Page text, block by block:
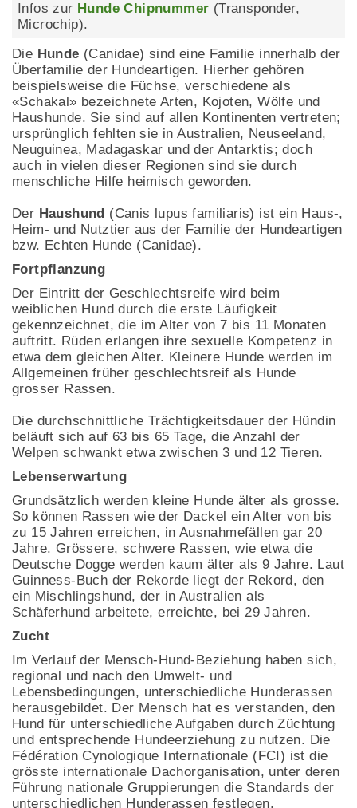
Infos zur Hunde Chipnummer (Transponder,
Microchip).
Die Hunde (Canidae) sind eine Familie innerhalb der
Überfamilie der Hundeartigen. Hierher gehören
beispielsweise die Füchse, verschiedene als
«Schakal» bezeichnete Arten, Kojoten, Wölfe und
Haushunde. Sie sind auf allen Kontinenten vertreten;
ursprünglich fehlten sie in Australien, Neuseeland,
Neuguinea, Madagaskar und der Antarktis; doch
auch in vielen dieser Regionen sind sie durch
menschliche Hilfe heimisch geworden.
Der Haushund (Canis lupus familiaris) ist ein Haus-,
Heim- und Nutztier aus der Familie der Hundeartigen
bzw. Echten Hunde (Canidae).
Fortpflanzung
Der Eintritt der Geschlechtsreife wird beim
weiblichen Hund durch die erste Läufigkeit
gekennzeichnet, die im Alter von 7 bis 11 Monaten
auftritt. Rüden erlangen ihre sexuelle Kompetenz in
etwa dem gleichen Alter. Kleinere Hunde werden im
Allgemeinen früher geschlechtsreif als Hunde
grosser Rassen.
Die durchschnittliche Trächtigkeitsdauer der Hündin
beläuft sich auf 63 bis 65 Tage, die Anzahl der
Welpen schwankt etwa zwischen 3 und 12 Tieren.
Lebenserwartung
Grundsätzlich werden kleine Hunde älter als grosse.
So können Rassen wie der Dackel ein Alter von bis
zu 15 Jahren erreichen, in Ausnahmefällen gar 20
Jahre. Grössere, schwere Rassen, wie etwa die
Deutsche Dogge werden kaum älter als 9 Jahre. Laut
Guinness-Buch der Rekorde liegt der Rekord, den
ein Mischlingshund, der in Australien als
Schäferhund arbeitete, erreichte, bei 29 Jahren.
Zucht
Im Verlauf der Mensch-Hund-Beziehung haben sich,
regional und nach den Umwelt- und
Lebensbedingungen, unterschiedliche Hunderassen
herausgebildet. Der Mensch hat es verstanden, den
Hund für unterschiedliche Aufgaben durch Züchtung
und entsprechende Hundeerziehung zu nutzen. Die
Fédération Cynologique Internationale (FCI) ist die
grösste internationale Dachorganisation, unter deren
Führung nationale Gruppierungen die Standards der
unterschiedlichen Hunderassen festlegen.